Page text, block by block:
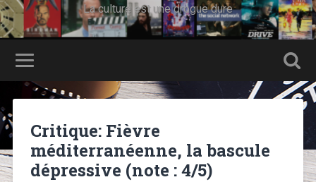
La culture est une drogue dure
Critique: Fièvre
méditerranéenne, la bascule
dépressive (note : 4/5)